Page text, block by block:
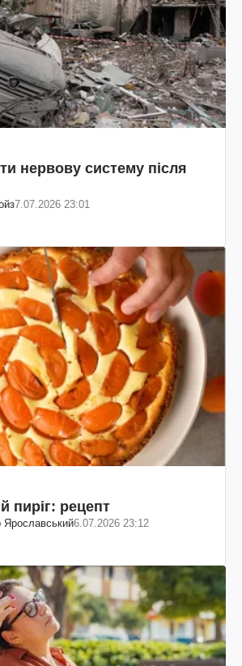
нервову систему після
7.07.2026 23:01
пиріг: рецепт
6.07.2026 23:12